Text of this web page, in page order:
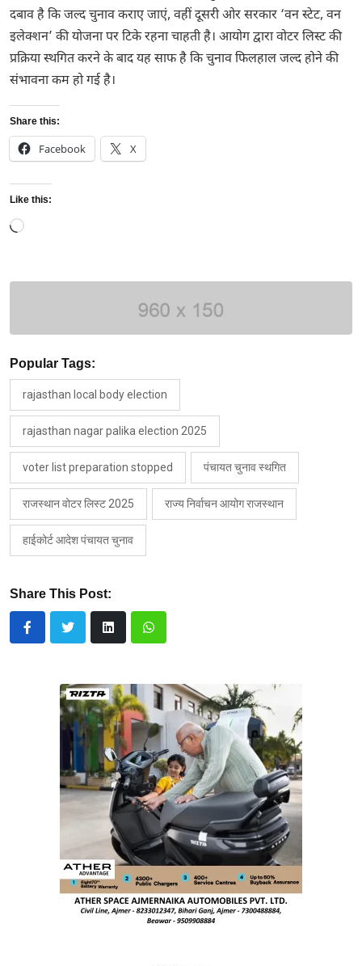
दबाव है कि जल्द चुनाव कराए जाएं, वहीं दूसरी ओर सरकार ‘वन स्टेट, वन
इलेक्शन’ की योजना पर टिके रहना चाहती है। आयोग द्वारा वोटर लिस्ट की
प्रक्रिया स्थगित करने के बाद यह साफ है कि चुनाव फिलहाल जल्द होने की
संभावना कम हो गई है।
Share this:
Facebook X
Like this:
Loading…
Popular Tags:
rajasthan local body election
rajasthan nagar palika election 2025
voter list preparation stopped पंचायत चुनाव स्थगित
राजस्थान वोटर लिस्ट 2025 राज्य निर्वाचन आयोग राजस्थान
हाईकोर्ट आदेश पंचायत चुनाव
Share This Post: